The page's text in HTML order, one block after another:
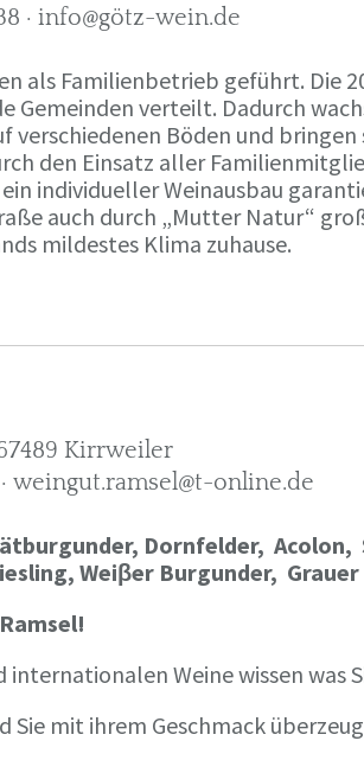
· info@götz-wein.de
als Familienbetrieb geführt. Die
Gemeinden verteilt. Dadurch
verschiedenen Böden und
den Einsatz aller
individueller Weinausbau
auch durch „Mutter Natur“
mildestes Klima zuhause.
Kirrweiler
weingut.ramsel@t-online.de
Dornfelder, Acolon,
Weiβer Burgunder,
Weine wissen was
Sie mit ihrem Geschmack